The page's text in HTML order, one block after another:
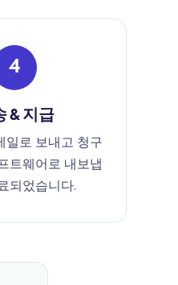
4
& 지급
일로 보내고 청구
트웨어로 내보냅
되었습니다.